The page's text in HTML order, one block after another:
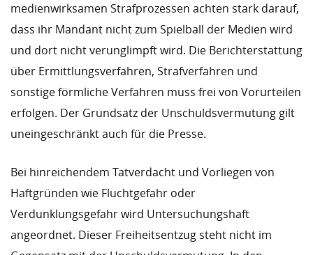
medienwirksamen Strafprozessen achten stark darauf,
dass ihr Mandant nicht zum Spielball der Medien wird
und dort nicht verunglimpft wird. Die Berichterstattung
über Ermittlungsverfahren, Strafverfahren und
sonstige förmliche Verfahren muss frei von Vorurteilen
erfolgen. Der Grundsatz der Unschuldsvermutung gilt
uneingeschränkt auch für die Presse.
Bei hinreichendem Tatverdacht und Vorliegen von
Haftgründen wie Fluchtgefahr oder
Verdunklungsgefahr wird Untersuchungshaft
angeordnet. Dieser Freiheitsentzug steht nicht im